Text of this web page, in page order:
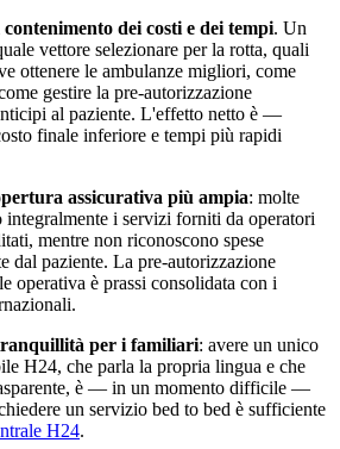
contenimento dei costi e dei tempi. Un
vettore selezionare per la rotta, quali
ottenere le ambulanze migliori, come
gestire la pre-autorizzazione
al paziente. L'effetto netto è —
finale inferiore e tempi più rapidi
assicurativa più ampia: molte
integralmente i servizi forniti da operatori
mentre non riconoscono spese
dal paziente. La pre-autorizzazione
operativa è prassi consolidata con i
per i familiari: avere un unico
H24, che parla la propria lingua e che
è — in un momento difficile —
un servizio bed to bed è sufficiente
H24.